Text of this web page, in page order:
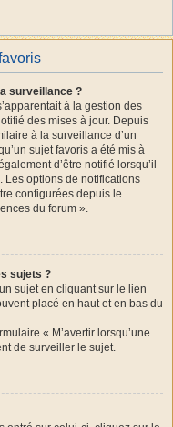
surveillance ?
à la gestion des
des mises à jour. Depuis
à la surveillance d’un
sujet favoris a été mis à
d’être notifié lorsqu’il
Les options de notifications
configurées depuis le
du forum ».
sujets ?
sujet en cliquant sur le lien
placé en haut et en bas du
« M’avertir lorsqu’une
de surveiller le sujet.